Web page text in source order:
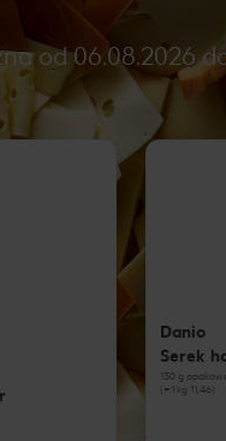
od 06.08.2026
Danio
Serek
130 g
(=1 kg 11,46)